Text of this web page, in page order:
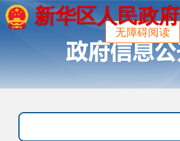
无障碍阅读
新华区人民政府